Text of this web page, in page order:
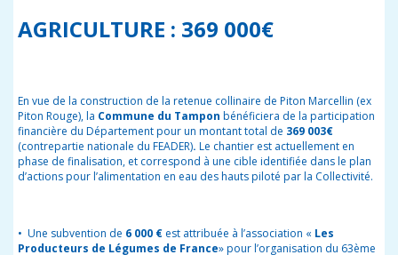
AGRICULTURE : 369 000€
En vue de la construction de la retenue collinaire de Piton Marcellin (ex
Piton Rouge), la Commune du Tampon bénéficiera de la participation
financière du Département pour un montant total de 369 003€
(contrepartie nationale du FEADER). Le chantier est actuellement en
phase de finalisation, et correspond à une cible identifiée dans le plan
d’actions pour l’alimentation en eau des hauts piloté par la Collectivité.
• Une subvention de 6 000 € est attribuée à l’association « Les
Producteurs de Légumes de France» pour l’organisation du 63ème